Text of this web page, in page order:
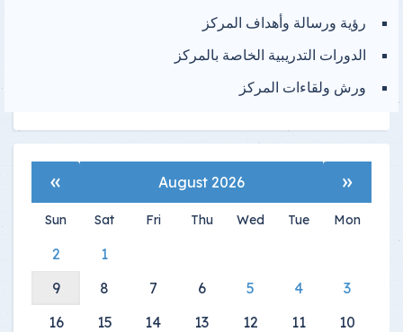
رؤية ورسالة وأهداف المركز
الدورات التدريبية الخاصة بالمركز
ورش ولقاءات المركز
«
August 2026
»
Mon
Tue
Wed
Thu
Fri
Sat
Sun
1
2
3
4
5
6
7
8
9
10
11
12
13
14
15
16